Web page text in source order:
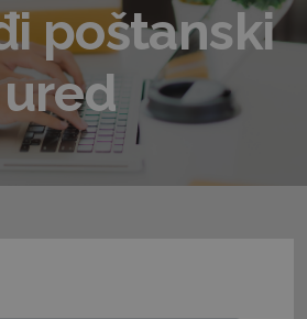
poštanski
ured